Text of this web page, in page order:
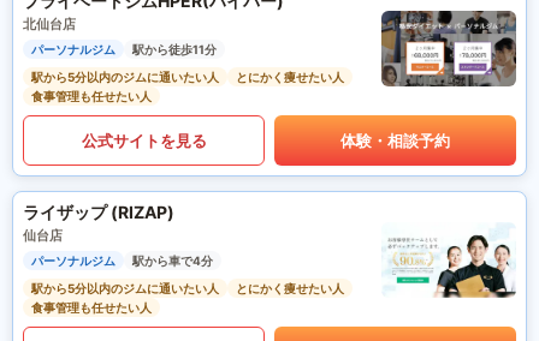
北仙台店
パーソナルジム
駅から徒歩11分
駅から5分以内のジムに通いたい人
とにかく痩せたい人
食事管理も任せたい人
公式サイトを見る 体験・相談予約
ライザップ (RIZAP)
仙台店
パーソナルジム
駅から車で4分
駅から5分以内のジムに通いたい人
とにかく痩せたい人
食事管理も任せたい人